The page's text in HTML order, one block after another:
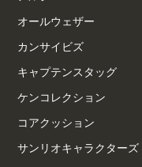
オールウェザー
カンサイビズ
キャプテンスタッグ
ケンコレクション
コアクッション
サンリオキャラクターズ